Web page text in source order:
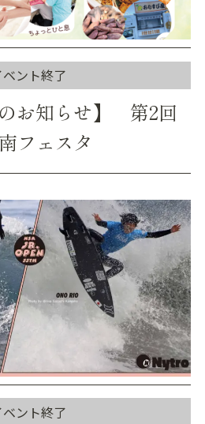
ベント終了
のお知らせ】 第2回
フェスタ
ベント終了